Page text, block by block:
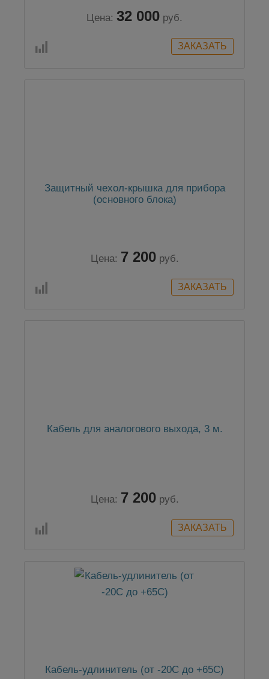
Цена: 32 000 руб.
Защитный чехол-крышка для прибора
(основного блока)
Цена: 7 200 руб.
Кабель для аналогового выхода, 3 м.
Цена: 7 200 руб.
Кабель-удлинитель (от -20C до +65C)